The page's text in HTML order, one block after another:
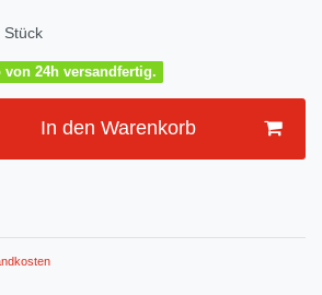
Stück
24h versandfertig.
In den Warenkorb